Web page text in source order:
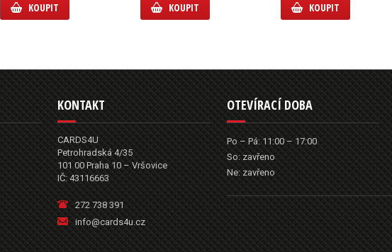
KOUPIT KOUPIT KOUPIT
KONTAKT
CARDS4U
Petrohradská 4/35
101 00 Praha 10 – Vršovice
IČ: 43116663
272 738 391
info@cards4u.cz
OTEVÍRACÍ DOBA
Po – Pá: 11:00 – 17:00
So: zavřeno
Ne: zavřeno